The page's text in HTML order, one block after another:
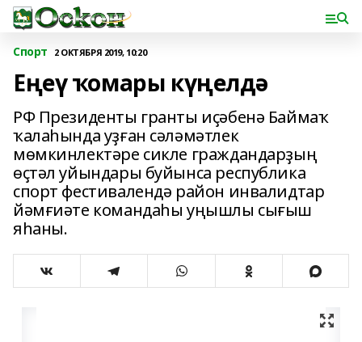
Спорт 2 ОКТЯБРЯ 2019, 10:20
Еңеү ҡомары күңелдә
РФ Президенты гранты иҫәбенә Баймаҡ
ҡалаһында уҙған сәләмәтлек
мөмкинлектәре сикле граждандарҙың
өҫтәл уйындары буйынса республика
спорт фестивалендә район инвалидтар
йәмғиәте командаһы уңышлы сығыш
яһаны.